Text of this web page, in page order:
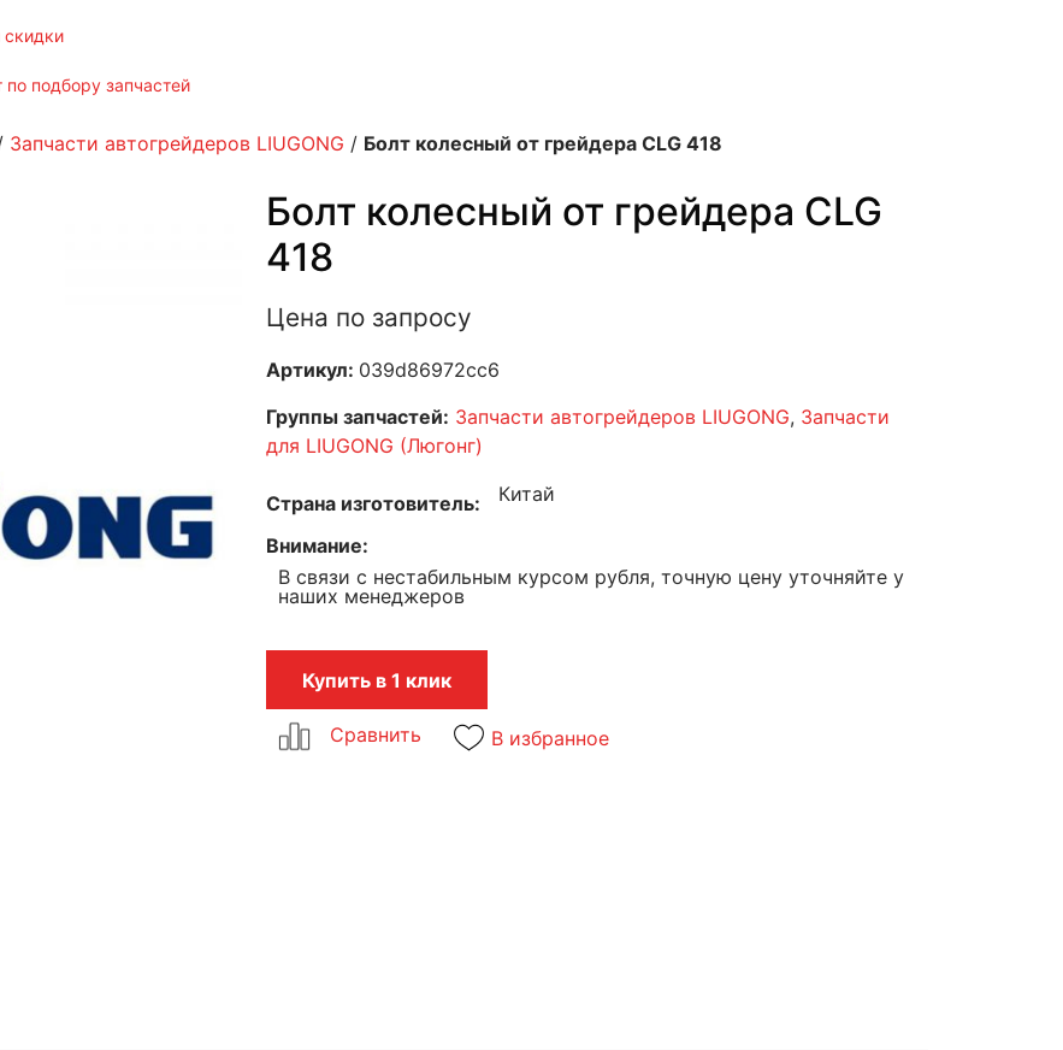
скидки
по подбору запчастей
Запчасти автогрейдеров LIUGONG / Болт колесный от грейдера CLG 418
Болт колесный от грейдера CLG
418
Цена по запросу
Артикул: 039d86972cc6
Группы запчастей: Запчасти автогрейдеров LIUGONG, Запчасти
для LIUGONG (Люгонг)
Страна изготовитель Китай
Внимание
В связи с нестабильным курсом рубля, точную цену уточняйте у
наших менеджеров
Купить в 1 клик
В избранное